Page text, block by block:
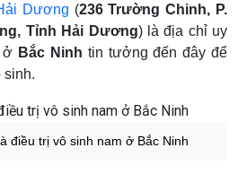
Dương (236 Trường Chinh, P.
Tỉnh Hải Dương) là địa chỉ uy
ở Bắc Ninh tin tưởng đến đây để
sinh.
điều trị vô sinh nam ở Bắc Ninh